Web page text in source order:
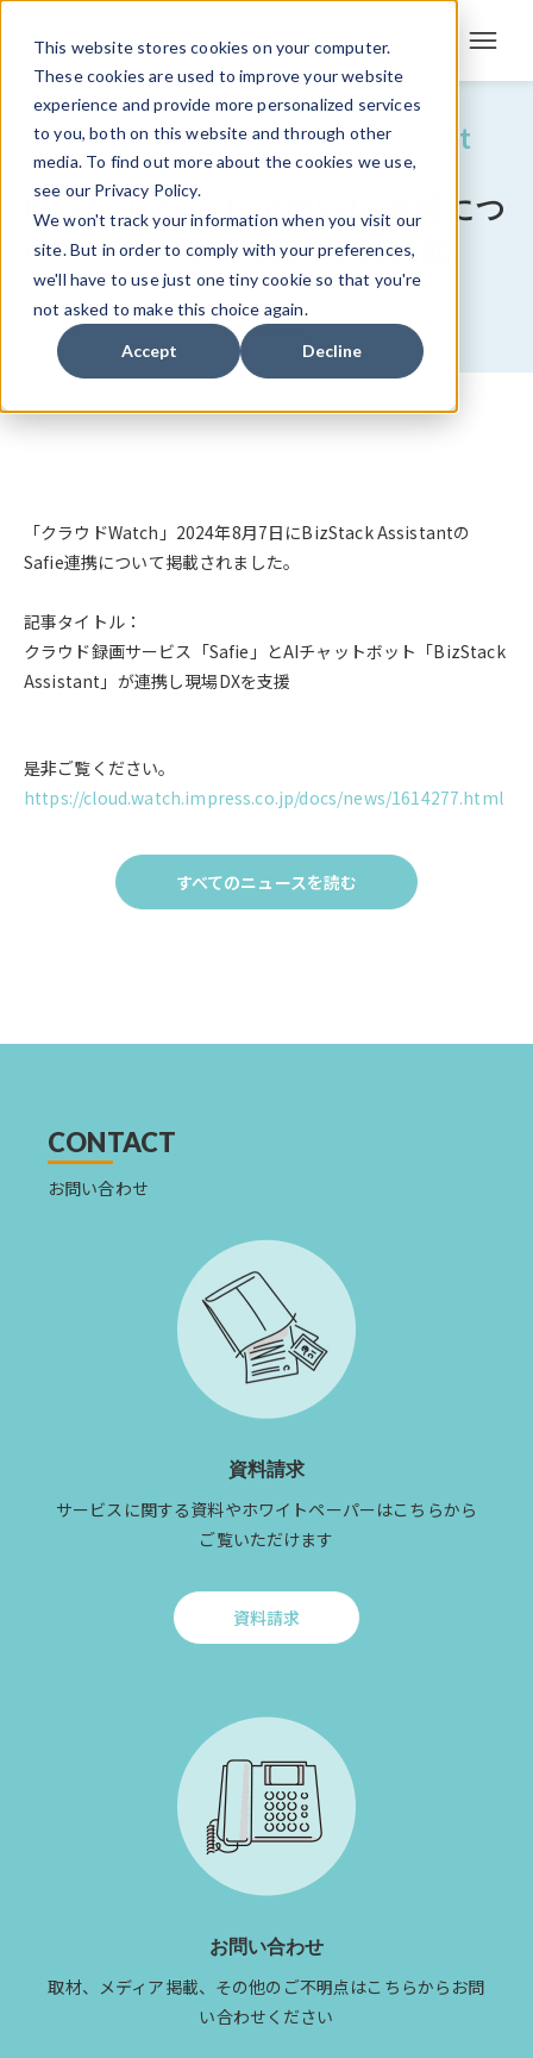
This website stores cookies on your computer.
These cookies are used to improve your website
experience and provide more personalized services
to you, both on this website and through other
media. To find out more about the cookies we use,
see our Privacy Policy.
We won't track your information when you visit our
site. But in order to comply with your preferences,
we'll have to use just one tiny cookie so that you're
not asked to make this choice again.
Accept Decline
メディア掲載/BizStack Assistant
BizStack AssistantのSafie連携につ
いて「クラウドWatch」に掲載
2024/8/7
「クラウドWatch 」2024年8月7日にBizStack Assistantの
Safie連携について掲載されました。
記事タイトル：
クラウド録画サービス「Safie」とAIチャットボット「BizStack
Assistant」が連携し現場DXを支援
是非ご覧ください。
https://cloud.watch.impress.co.jp/docs/news/1614277.html
すべてのニュースを読む
Click
to
CONTACT
お問い合わせ
資料請求
サービスに関する資料やホワイトペーパーはこちらから
ご覧いただけます
資料請求
Click
請
お問い合わせ
取材、メディア掲載、その他のご不明点はこちらからお問
い合わせください